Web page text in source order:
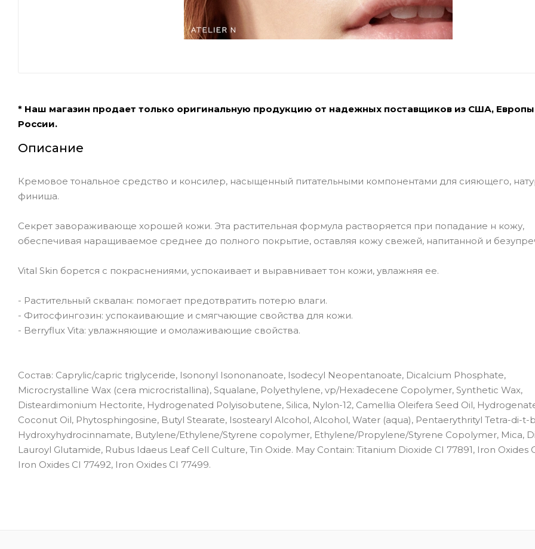
* Наш магазин продает только оригинальную продукцию от надежных поставщиков из США,
России.
Описание
Кремовое тональное средство и консилер, насыщенный питательными компонентами для сияющего,
финиша.
Секрет завораживающе хорошей кожи. Эта растительная формула растворяется при попадание н кожу,
обеспечивая наращиваемое среднее до полного покрытие, оставляя кожу свежей, напитанной и
Vital Skin борется с покраснениями, успокаивает и выравнивает тон кожи, увлажняя ее.
- Растительный сквалан: помогает предотвратить потерю влаги.
- Фитосфингозин: успокаивающие и смягчающие свойства для кожи.
- Berryflux Vita: увлажняющие и омолаживающие свойства.
Состав: Caprylic/capric triglyceride, Isononyl Isononanoate, Isodecyl Neopentanoate, Dicalcium Phosphate,
Microcrystalline Wax (cera microcristallina), Squalane, Polyethylene, vp/Hexadecene Copolymer, Synthetic Wax,
Disteardimonium Hectorite, Hydrogenated Polyisobutene, Silica, Nylon-12, Camellia Oleifera Seed Oil,
Coconut Oil, Phytosphingosine, Butyl Stearate, Isostearyl Alcohol, Alcohol, Water (aqua), Pentaerythrityl Tetra-di-t-
Hydroxyhydrocinnamate, Butylene/Ethylene/Styrene copolymer, Ethylene/Propylene/Styrene Copolymer, Mica,
Lauroyl Glutamide, Rubus Idaeus Leaf Cell Culture, Tin Oxide. May Contain: Titanium Dioxide CI 77891, Iron Oxides
Iron Oxides CI 77492, Iron Oxides CI 77499.